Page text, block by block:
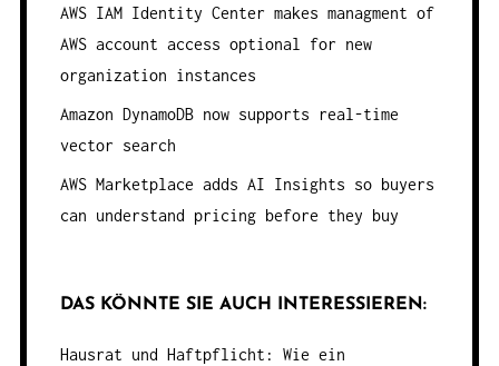
AWS IAM Identity Center makes managment of
AWS account access optional for new
organization instances
Amazon DynamoDB now supports real-time
vector search
AWS Marketplace adds AI Insights so buyers
can understand pricing before they buy
DAS KÖNNTE SIE AUCH INTERESSIEREN:
Hausrat und Haftpflicht: Wie ein